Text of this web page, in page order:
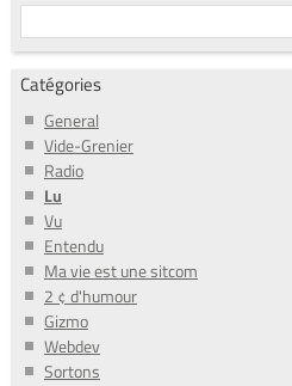
Catégories
General
Vide-Grenier
Radio
Lu
Vu
Entendu
Ma vie est une sitcom
2 ¢ d'humour
Gizmo
Webdev
Sortons